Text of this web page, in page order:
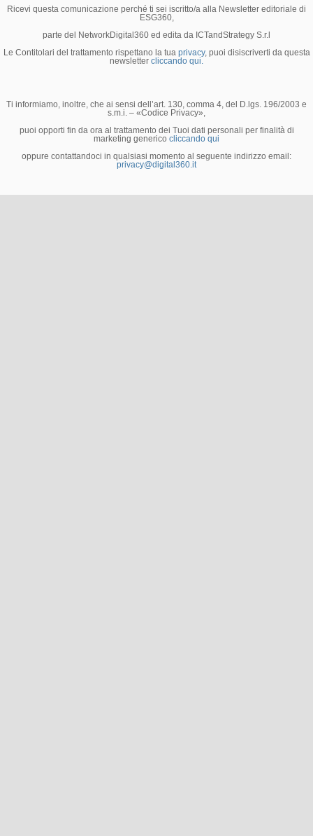
Ricevi questa comunicazione perché ti sei iscritto/a alla Newsletter editoriale di
ESG360,
parte del NetworkDigital360 ed edita da ICTandStrategy S.r.l
Le Contitolari del trattamento rispettano la tua privacy, puoi disiscriverti da questa
newsletter cliccando qui.
Ti informiamo, inoltre, che ai sensi dell’art. 130, comma 4, del D.lgs. 196/2003 e
s.m.i. – «Codice Privacy»,
puoi opporti fin da ora al trattamento dei Tuoi dati personali per finalità di
marketing generico cliccando qui
oppure contattandoci in qualsiasi momento al seguente indirizzo email:
privacy@digital360.it